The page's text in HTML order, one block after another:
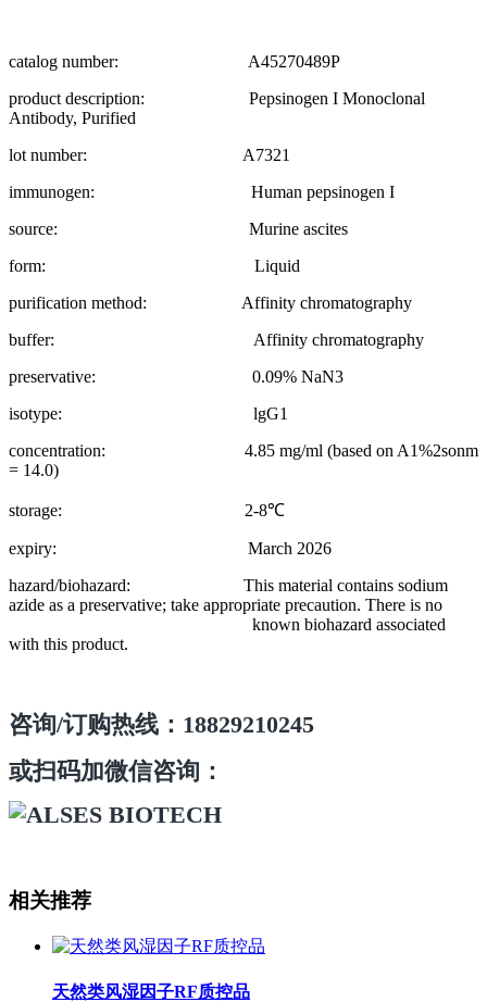
catalog number: A45270489P
product description: Pepsinogen I Monoclonal
Antibody, Purified
lot number: A7321
immunogen: Human pepsinogen I
source: Murine ascites
form: Liquid
purification method: Affinity chromatography
buffer: Affinity chromatography
preservative: 0.09% NaN3
isotype: lgG1
concentration: 4.85 mg/ml (based on A1%2sonm
= 14.0)
storage: 2-8℃
expiry: March 2026
hazard/biohazard: This material contains sodium
azide as a preservative; take appropriate precaution. There is no
known biohazard associated
with this product.
咨询/订购热线：18829210245
或扫码加微信咨询：
相关推荐
天然类风湿因子RF质控品